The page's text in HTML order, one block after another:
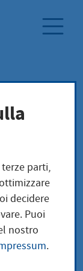
per
parti,
decidere
Puoi
nostro
.